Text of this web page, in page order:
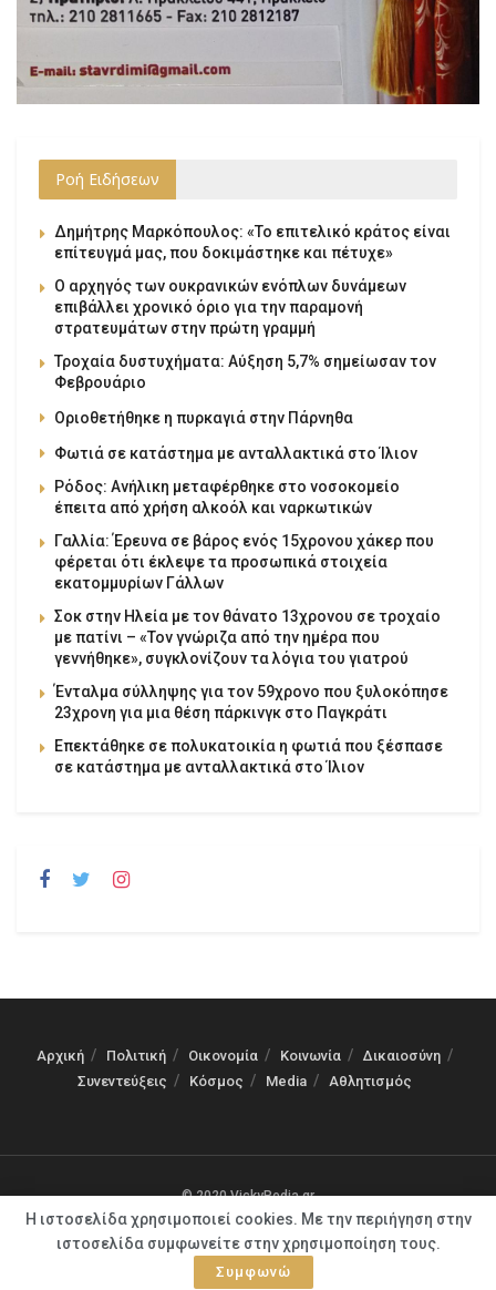
Ροή Ειδήσεων
Δημήτρης Μαρκόπουλος: «Το επιτελικό κράτος είναι
επίτευγμά μας, που δοκιμάστηκε και πέτυχε»
Ο αρχηγός των ουκρανικών ενόπλων δυνάμεων
επιβάλλει χρονικό όριο για την παραμονή
στρατευμάτων στην πρώτη γραμμή
Τροχαία δυστυχήματα: Αύξηση 5,7% σημείωσαν τον
Φεβρουάριο
Οριοθετήθηκε η πυρκαγιά στην Πάρνηθα
Φωτιά σε κατάστημα με ανταλλακτικά στο Ίλιον
Ρόδος: Ανήλικη μεταφέρθηκε στο νοσοκομείο
έπειτα από χρήση αλκοόλ και ναρκωτικών
Γαλλία: Έρευνα σε βάρος ενός 15χρονου χάκερ που
φέρεται ότι έκλεψε τα προσωπικά στοιχεία
εκατομμυρίων Γάλλων
Σοκ στην Ηλεία με τον θάνατο 13χρονου σε τροχαίο
με πατίνι – «Τον γνώριζα από την ημέρα που
γεννήθηκε», συγκλονίζουν τα λόγια του γιατρού
Ένταλμα σύλληψης για τον 59χρονο που ξυλοκόπησε
23χρονη για μια θέση πάρκινγκ στο Παγκράτι
Επεκτάθηκε σε πολυκατοικία η φωτιά που ξέσπασε
σε κατάστημα με ανταλλακτικά στο Ίλιον
Αρχική Πολιτική Οικονομία Κοινωνία
Δικαιοσύνη
Συνεντεύξεις
Κόσμος Media Αθλητισμός
© 2020 VickyPedia.gr
Η ιστοσελίδα χρησιμοποιεί cookies. Με την περιήγηση στην
ιστοσελίδα συμφωνείτε στην χρησιμοποίηση τους.
Συμφωνώ